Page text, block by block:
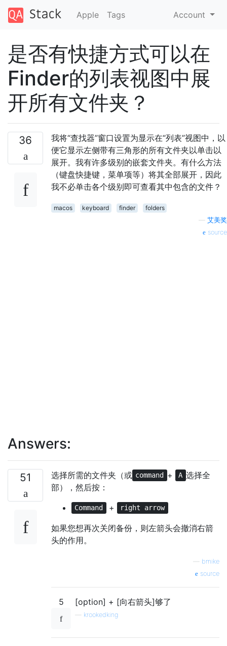
Apple Tags Account
是否有快捷方式可以在
Finder的列表视图中展
开所有文件夹？
36
我将“查找器”窗口设置为显示在“列表”视图中，以
便它显示左侧带有三角形的所有文件夹以单击以
展开。我有许多级别的嵌套文件夹。有什么方法
（键盘快捷键，菜单项等）将其全部展开，因此
我不必单击各个级别即可查看其中包含的文件？
macos keyboard finder
folders
艾美奖
source
Answers:
51 选择所需的文件夹（或 command + A 选择全
部），然后按：
Command + right arrow
如果您想再次关闭备份，则左箭头会撤消右箭
头的作用。
bmike
source
5 [option] + [向右箭头]够了
krookedking